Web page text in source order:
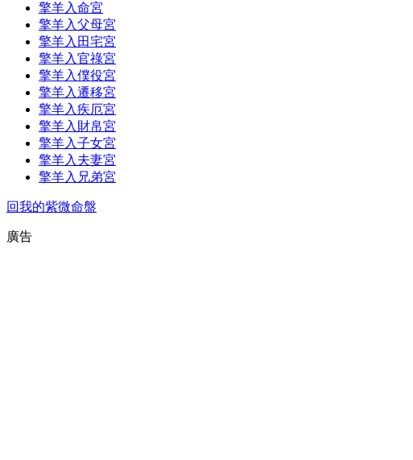
擎羊入命宮
擎羊入父母宮
擎羊入田宅宮
擎羊入官祿宮
擎羊入僕役宮
擎羊入遷移宮
擎羊入疾厄宮
擎羊入財帛宮
擎羊入子女宮
擎羊入夫妻宮
擎羊入兄弟宮
回我的紫微命盤
廣告